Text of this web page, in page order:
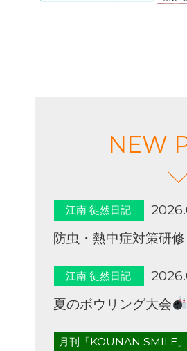
NEW
江南 徒然日記
防虫・熱中症対策研修
江南 徒然日記
夏のボウリング大会
月刊「KOUNAN SMILE」